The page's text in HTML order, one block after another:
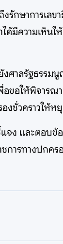
กษาการเลข
มีความเห็นใ
ศาลรัฐธรรม
อขอให้พิจาร
ชั่วคราวให้ห
จง และตอบ
การทางปกคร